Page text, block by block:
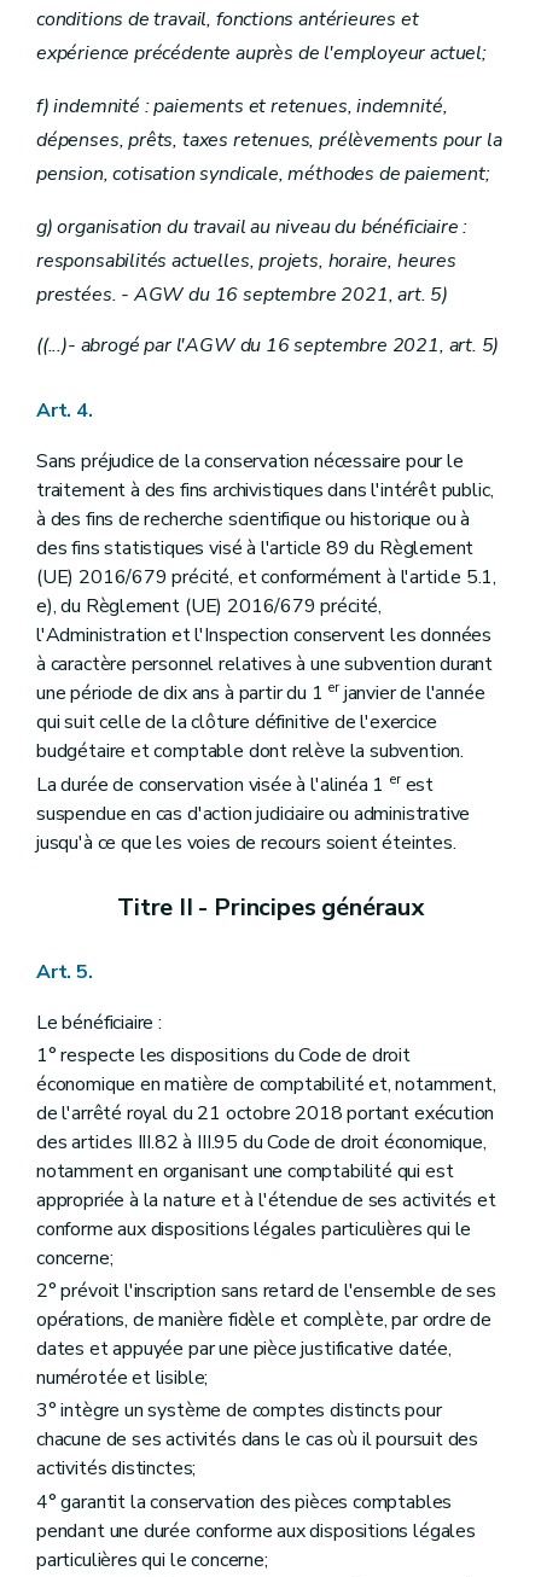
conditions de travail, fonctions antérieures et
expérience précédente auprès de l'employeur actuel;
f) indemnité : paiements et retenues, indemnité,
dépenses, prêts, taxes retenues, prélèvements pour la
pension, cotisation syndicale, méthodes de paiement;
g) organisation du travail au niveau du bénéficiaire :
responsabilités actuelles, projets, horaire, heures
prestées. - AGW du 16 septembre 2021, art. 5)
((...)- abrogé par l'AGW du 16 septembre 2021, art. 5)
Art. 4.
Sans préjudice de la conservation nécessaire pour le
traitement à des fins archivistiques dans l'intérêt public,
à des fins de recherche scientifique ou historique ou à
des fins statistiques visé à l'article 89 du Règlement
(UE) 2016/679 précité, et conformément à l'article 5.1,
e), du Règlement (UE) 2016/679 précité,
l'Administration et l'Inspection conservent les données
à caractère personnel relatives à une subvention durant
une période de dix ans à partir du 1 erjanvier de l'année
qui suit celle de la clôture définitive de l'exercice
budgétaire et comptable dont relève la subvention.
La durée de conservation visée à l'alinéa 1 erest
suspendue en cas d'action judiciaire ou administrative
jusqu'à ce que les voies de recours soient éteintes.
Titre II - Principes généraux
Art. 5.
Le bénéficiaire :
1° respecte les dispositions du Code de droit
économique en matière de comptabilité et, notamment,
de l'arrêté royal du 21 octobre 2018 portant exécution
des articles III.82 à III.95 du Code de droit économique,
notamment en organisant une comptabilité qui est
appropriée à la nature et à l'étendue de ses activités et
conforme aux dispositions légales particulières qui le
concerne;
2° prévoit l'inscription sans retard de l'ensemble de ses
opérations, de manière fidèle et complète, par ordre de
dates et appuyée par une pièce justificative datée,
numérotée et lisible;
3° intègre un système de comptes distincts pour
chacune de ses activités dans le cas où il poursuit des
activités distinctes;
4° garantit la conservation des pièces comptables
pendant une durée conforme aux dispositions légales
particulières qui le concerne;